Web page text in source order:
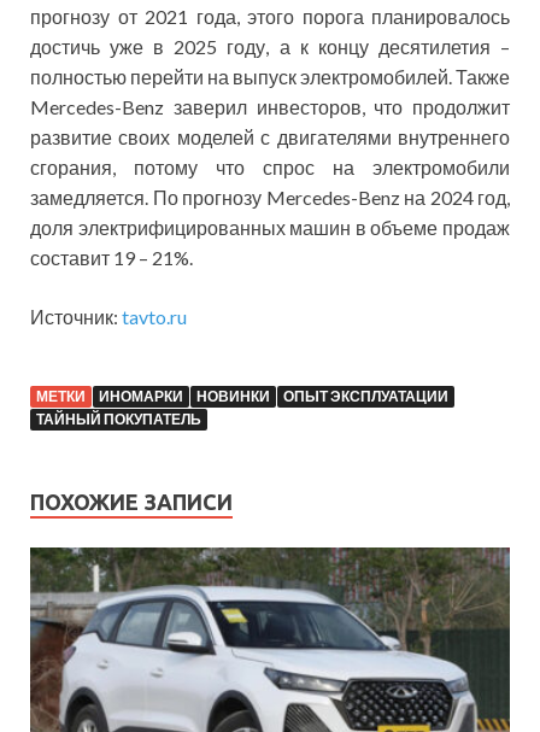
прогнозу от 2021 года, этого порога планировалось
достичь уже в 2025 году, а к концу десятилетия –
полностью перейти на выпуск электромобилей. Также
Mercedes-Benz заверил инвесторов, что продолжит
развитие своих моделей с двигателями внутреннего
сгорания, потому что спрос на электромобили
замедляется. По прогнозу Mercedes-Benz на 2024 год,
доля электрифицированных машин в объеме продаж
составит 19 – 21%.
Источник: tavto.ru
МЕТКИ ИНОМАРКИ НОВИНКИ
ОПЫТ ЭКСПЛУАТАЦИИ
ТАЙНЫЙ ПОКУПАТЕЛЬ
ПОХОЖИЕ ЗАПИСИ